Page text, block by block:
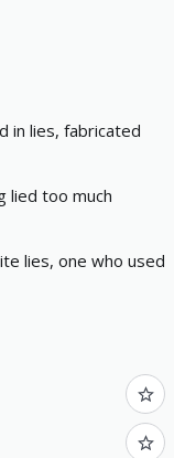
in lies, fabricated
lied too much
lies, one who used